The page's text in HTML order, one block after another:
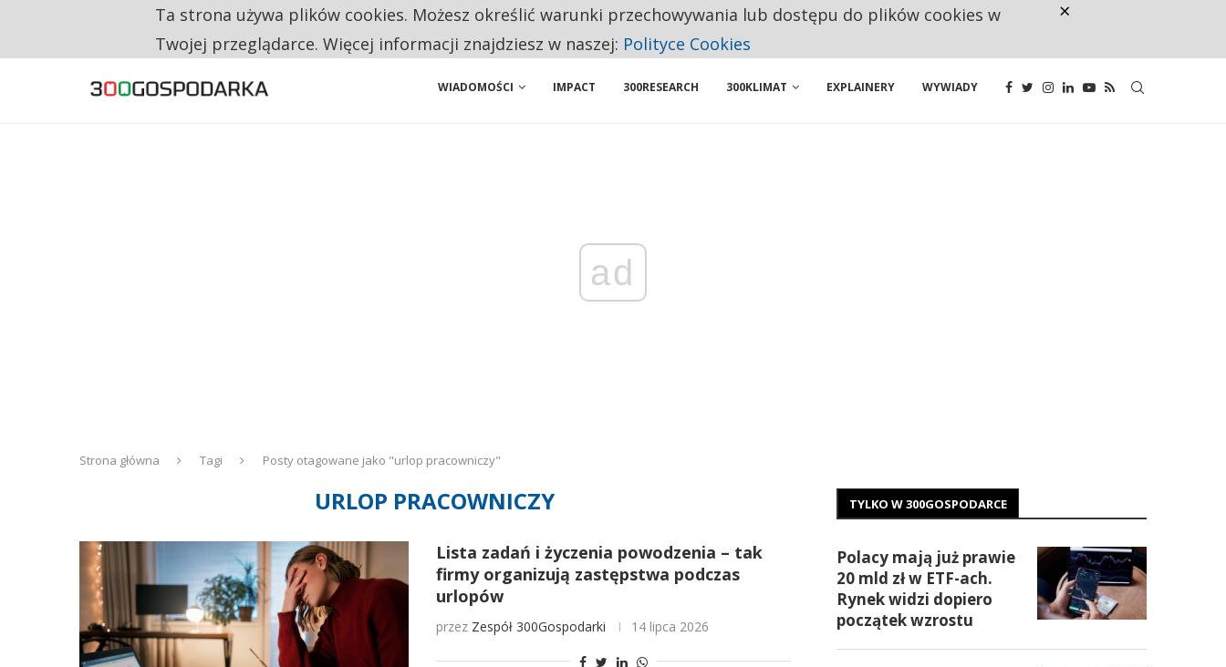
TRZECH NA CZTERECH PONOWNIE ZAŁOŻYŁOBY WŁASNĄ FIRMĘ. INNYM JUŻ TAK ŁATWO JEJ NIE POLECAJĄ
WIADOMOŚCI IMPACT 300RESEARCH 300KLIMAT EXPLAINERY WYWIADY
ad
Strona główna Tagi Posty otagowane jako "urlop pracowniczy"
URLOP PRACOWNICZY
Lista zadań i życzenia powodzenia – tak
firmy organizują zastępstwa podczas
urlopów
przez Zespół 300Gospodarki 14 lipca 2026
TYLKO W 300GOSPODARCE
Polacy mają już prawie
20 mld zł w ETF-ach.
Rynek widzi dopiero
początek wzrostu
Ta strona używa plików cookies. Możesz określić warunki przechowywania lub dostępu do plików cookies w
Twojej przeglądarce. Więcej informacji znajdziesz w naszej: Polityce Cookies
×